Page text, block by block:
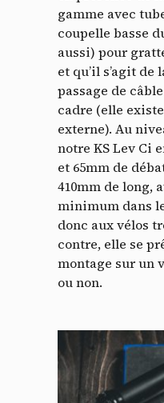
gamme avec
coupelle basse
aussi) pour
et qu’il s’agit de
passage de
cadre (elle
externe). Au
notre KS Lev Ci
et 65mm de
410mm de long,
minimum dans
donc aux vélos
contre, elle se
montage sur un
ou non.